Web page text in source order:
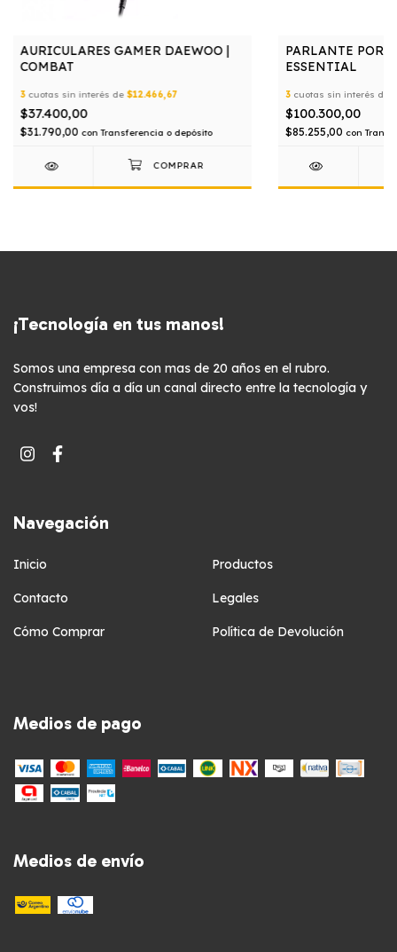
AURICULARES GAMER DAEWOO |
COMBAT
3cuotas sin interés de $12.466,67
$37.400,00
$31.790,00 con Transferencia o depósito
PARLANTE
ESSENTIAL
3cuotas sin interés de
$100.300,00
$85.255,00 con
¡Tecnología en tus manos!
Somos una empresa con mas de 20 años en el rubro.
Construimos día a día un canal directo entre la tecnología y
vos!
Navegación
Inicio Productos
Contacto Legales
Cómo Comprar Política de Devolución
Medios de pago
Medios de envío